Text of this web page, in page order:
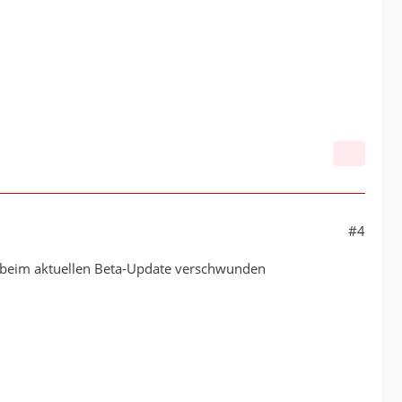
#4
aktuellen Beta-Update verschwunden